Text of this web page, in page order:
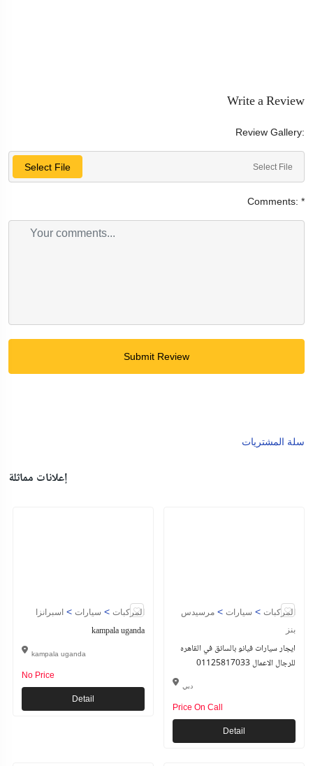
Write a Review
Review Gallery:
Select File Select File
Comments: *
Submit Review
سلة المشتريات
إعلانات مماثلة
المركبات > سيارات > اسبرانزا
kampala uganda
kampala uganda
No Price
Detail
المركبات > سيارات > مرسيدس
بنز
ايجار سيارات فيانو بالسائق في القاهره
للرجال الاعمال 01125817033
دبي
Price On Call
Detail